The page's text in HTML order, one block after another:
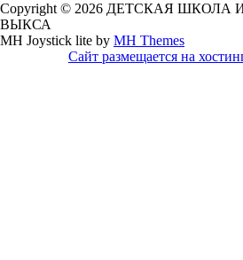
Copyright © 2026 ДЕТСКАЯ
ВЫКСА
MH Joystick lite by MH Themes
Сайт размещается на